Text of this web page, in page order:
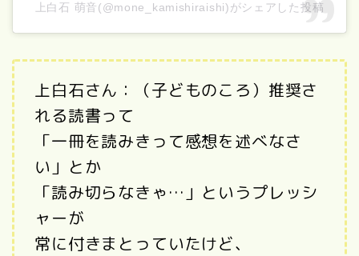
上白石 萌音(@mone_kamishiraishi)がシェアした投稿
上白石さん：（子どものころ）推奨さ
れる読書って
「一冊を読みきって感想を述べなさ
い」とか
「読み切らなきゃ…」というプレッシ
ャーが
常に付きまとっていたけど、